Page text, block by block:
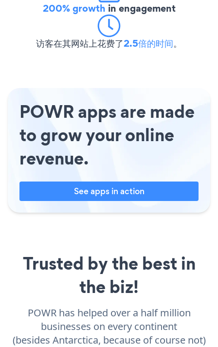
200% growth in engagement
访客在其网站上花费了2.5倍的时间。
POWR apps are made
to grow your online
revenue.
See apps in action
Trusted by the best in
the biz!
POWR has helped over a half million
businesses on every continent
(besides Antarctica, because of course not)